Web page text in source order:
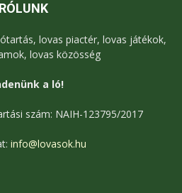
RÓLUNK
lovas piactér, lovas játékok,
lovas közösség
a ló!
szám: NAIH-123795/2017
info@lovasok.hu